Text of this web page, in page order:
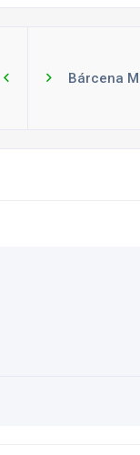
Bárcena